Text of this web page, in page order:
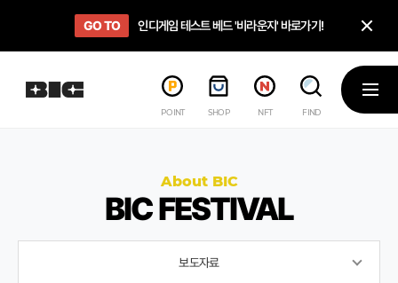
OPEN BIC 2025 STEAM SALE PAGE
GO TO 인디게임 테스트 베드 '비라운지' 바로가기!
GO TO '인디게임 큐레이션' 페이지 바로가기!
POINT SHOP NFT FIND
메뉴
About BIC
BIC FESTIVAL
보도자료